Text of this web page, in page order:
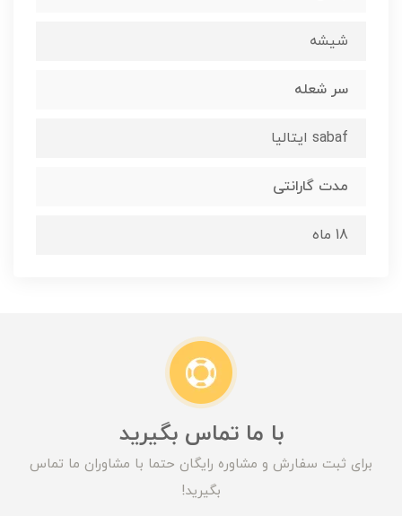
شیشه
سر شعله
sabaf ایتالیا
مدت گارانتی
18 ماه
با ما تماس بگیرید
برای ثبت سفارش و مشاوره رایگان حتما با مشاوران ما تماس
بگیرید!